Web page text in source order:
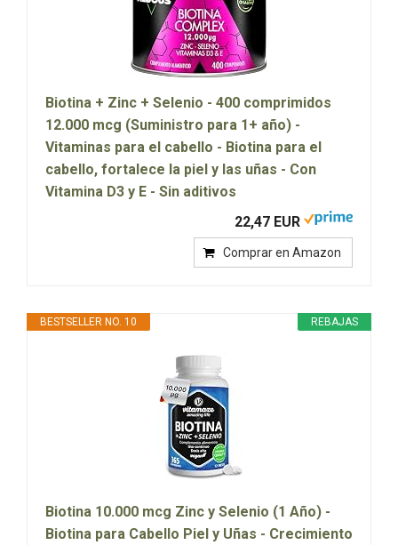
Biotina + Zinc + Selenio - 400 comprimidos
12.000 mcg (Suministro para 1+ año) -
Vitaminas para el cabello - Biotina para el
cabello, fortalece la piel y las uñas - Con
Vitamina D3 y E - Sin aditivos
22,47 EUR
Comprar en Amazon
REBAJAS
BESTSELLER NO. 10
Biotina 10.000 mcg Zinc y Selenio (1 Año) -
Biotina para Cabello Piel y Uñas - Crecimiento